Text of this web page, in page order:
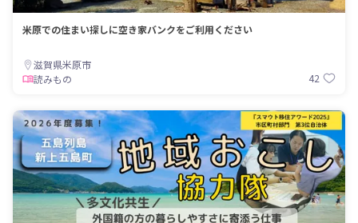
米原での住まい探しに空き家バンクをご利用ください
滋賀県米原市
読みもの
42